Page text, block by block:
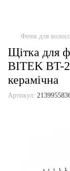
Фени для
Щітка для
BITEK BT-
керамічна
Артикул: